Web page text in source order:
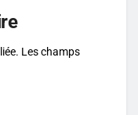
Les champs